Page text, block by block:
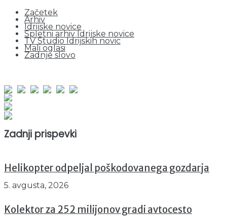
Začetek
Arhiv
Idrijske novice
Spletni arhiv Idrijske novice
TV Studio Idrijskih novic
Mali oglasi
Zadnje slovo
Zadnji prispevki
Helikopter odpeljal poškodovanega gozdarja
5. avgusta, 2026
Kolektor za 252 milijonov gradi avtocesto